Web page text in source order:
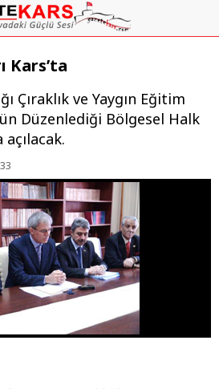
Kars’ta
Çıraklık ve Yaygın Eğitim
Düzenlediği Bölgesel Halk
açılacak.